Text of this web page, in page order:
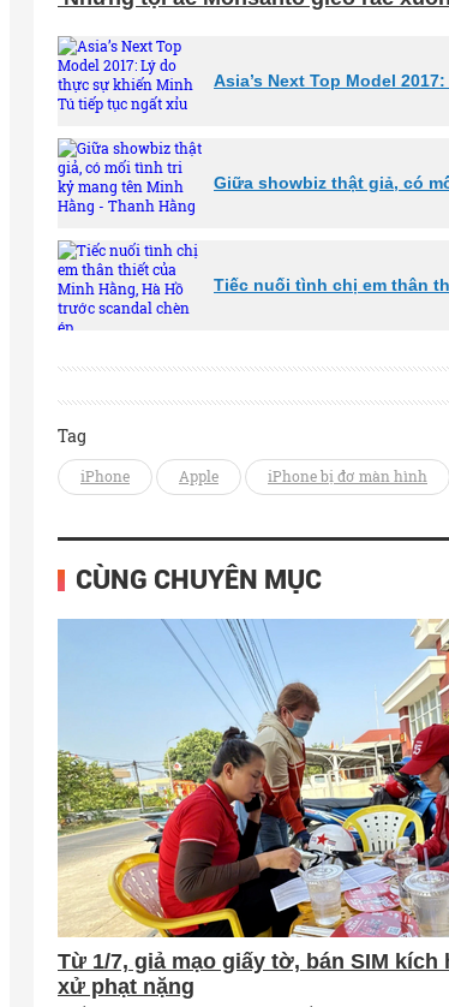
Asia’s Next Top Model
Giữa showbiz thật giả, có
Tiếc nuối tình chị em thân
Tag
iPhone Apple iPhone bị đơ màn hình
CÙNG CHUYÊN MỤC
Từ 1/7, giả mạo giấy tờ, bán SIM kích
xử phạt nặng